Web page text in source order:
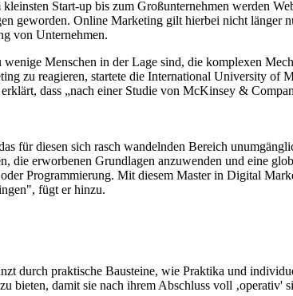
Start-up bis zum Großunternehmen werden
geworden. Online Marketing gilt hierbei nicht länger
von Unternehmen.
Menschen in der Lage sind, die komplexen
zu reagieren, startete die International University of
dass „nach einer Studie von McKinsey &
für diesen sich rasch wandelnden Bereich
die erworbenen Grundlagen anzuwenden und eine
Programmierung. Mit diesem Master in Digital
fügt er hinzu.
durch praktische Bausteine, wie Praktika und
bieten, damit sie nach ihrem Abschluss voll